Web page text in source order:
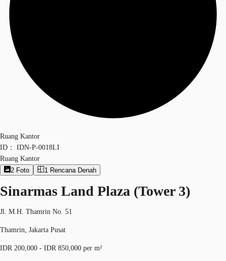
Ruang Kantor
ID：
IDN-P-0018LI
Ruang Kantor
2 Foto 1 Rencana Denah
Sinarmas Land Plaza (Tower 3)
Jl. M.H. Thamrin No. 51
Thamrin, Jakarta Pusat
IDR 200,000 - IDR 850,000 per m²